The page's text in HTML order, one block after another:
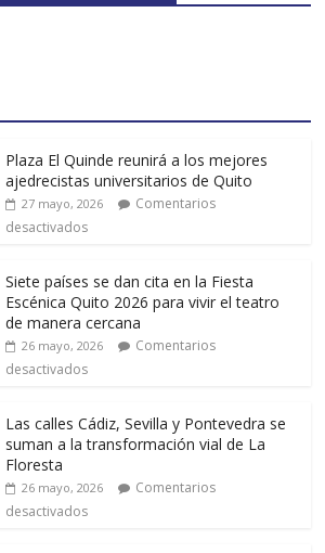
Plaza El Quinde reunirá a los mejores
ajedrecistas universitarios de Quito
27 mayo, 2026
Comentarios
desactivados
Siete países se dan cita en la Fiesta
Escénica Quito 2026 para vivir el teatro
de manera cercana
26 mayo, 2026
Comentarios
desactivados
Las calles Cádiz, Sevilla y Pontevedra se
suman a la transformación vial de La
Floresta
26 mayo, 2026
Comentarios
desactivados